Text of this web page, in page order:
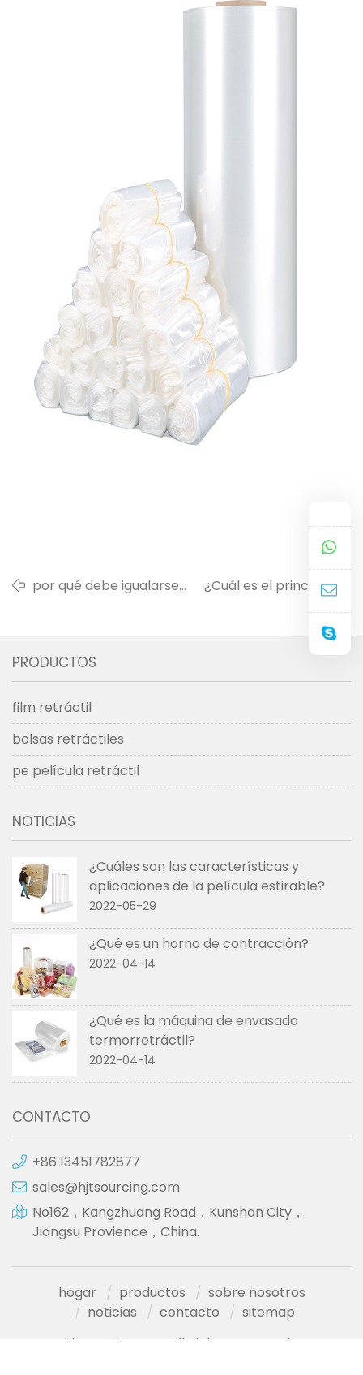
por qué debe igualarse
¿Cuál es el principio
retráctil pof?
PRODUCTOS
film retráctil
bolsas retráctiles
pe película retráctil
NOTICIAS
¿Cuáles son las características y
aplicaciones de la película estirable?
2022-05-29
¿Qué es un horno de contracción?
2022-04-14
¿Qué es la máquina de envasado
termorretráctil?
2022-04-14
CONTACTO
+86 13451782877
sales@hjtsourcing.com
No162，Kangzhuang Road，Kunshan City，
Jiangsu Provience，China.
hogar productos
sobre nosotros
noticias
contacto
sitemap
hjtsourcing.com All Rights Reserved